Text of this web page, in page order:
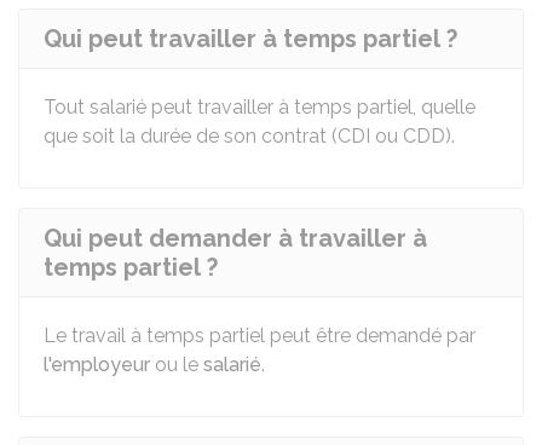
Qui peut travailler à temps partiel ?
Tout salarié peut travailler à temps partiel, quelle
que soit la durée de son contrat (CDI ou CDD).
Qui peut demander à travailler à
temps partiel ?
Le travail à temps partiel peut être demandé par
l'employeur ou le salarié.